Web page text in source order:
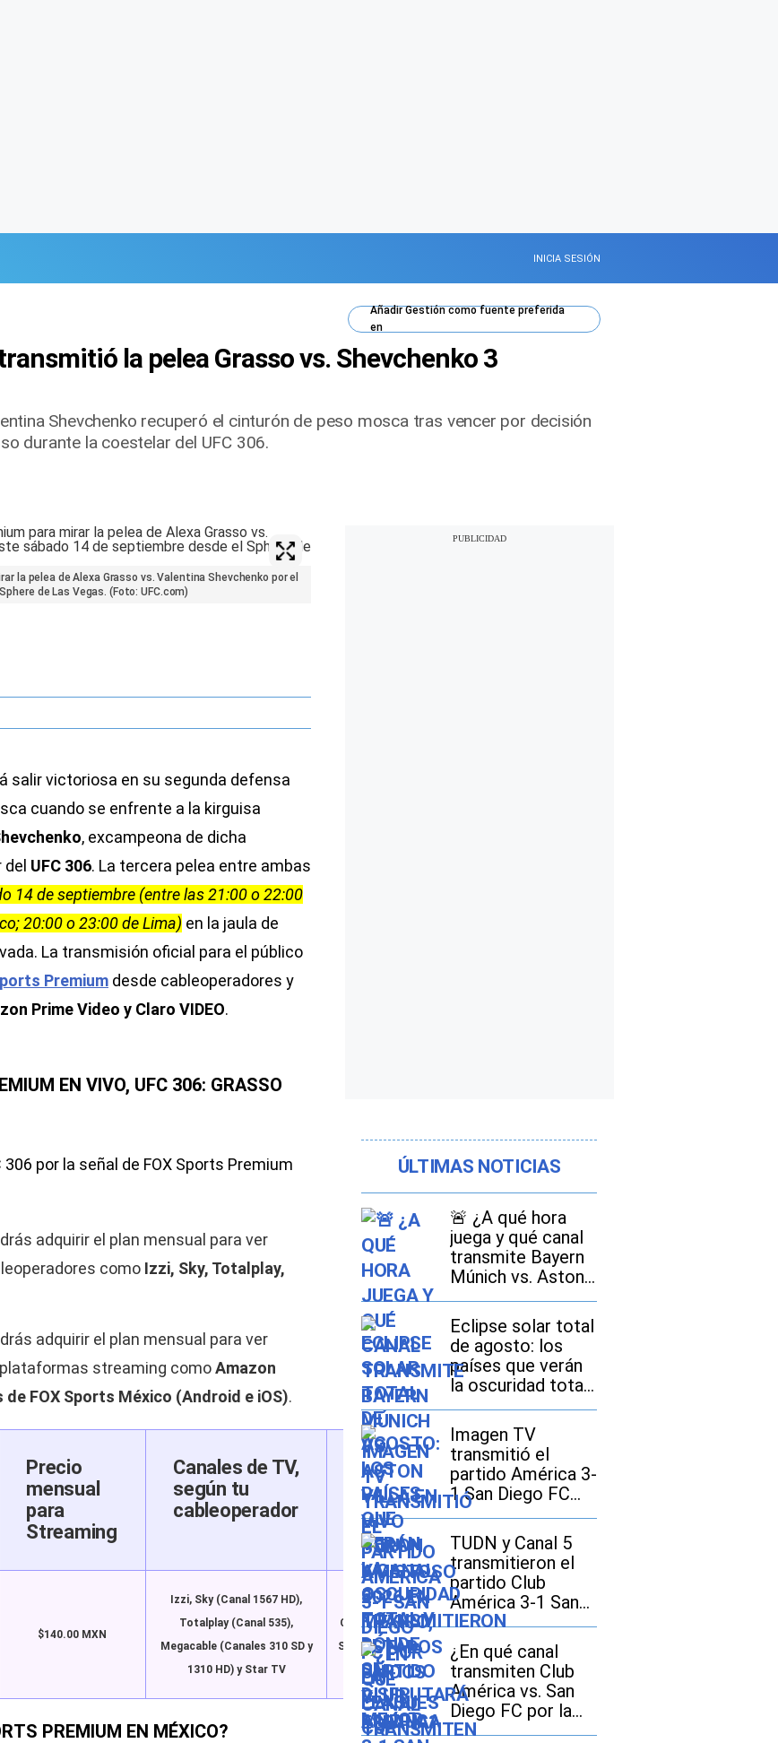
INICIA SESIÓN
AñadirGestióncomo fuente preferida
en
la pelea Grasso vs. Shevchenko 3
Shevchenko recuperó el cinturón de peso mosca tras vencer por decisión
durante la coestelar del UFC 306.
la pelea de Alexa Grasso vs. Valentina Shevchenko por el
de Las Vegas. (Foto: UFC.com)
salir victoriosa en su segunda defensa
cuando se enfrente a la kirguisa
, excampeona de dicha
UFC 306. La tercera pelea entre ambas
14 de septiembre (entre las 21:00 o 22:00
20:00 o 23:00 de Lima) en la jaula de
La transmisión oficial para el público
Premium desde cableoperadores y
Prime Video y Claro VIDEO.
EN VIVO, UFC 306: GRASSO
por la señal de FOX Sports Premium
adquirir el plan mensual para ver
como Izzi, Sky, Totalplay,
adquirir el plan mensual para ver
streaming comoAmazon
FOX Sports México (Android e iOS).
Precio
mensual
para
Streaming
Canales de TV,
según tu
cableoperador
Streaming
$140.00 MXN
Izzi, Sky (Canal 1567 HD),
Totalplay (Canal 535),
Megacable (Canales 310 SD y
1310 HD) y Star TV
Amazon Prime Video,
Claro Video y Apps FOX
Sports México (Android
e iOS)
PREMIUM EN MÉXICO?
ÚLTIMAS NOTICIAS
🚨​ ¿A qué hora
juega y qué canal
transmite Bayern
Múnich vs. Aston
Villa EN VIVO por
amistoso 2026 en
México, Estados
Unidos y España?
Eclipse solar total
de agosto: los
países que verán
la oscuridad total
y dónde se
disfrutará mejor
Imagen TV
transmitió el
partido América 3-
1 San Diego FC
por la Leagues
Cup 2026
TUDN y Canal 5
transmitieron el
partido Club
América 3-1 San
Diego FC por la
Leagues Cup 2026
¿En qué canal
transmiten Club
América vs. San
Diego FC por la
Leagues Cup 2026